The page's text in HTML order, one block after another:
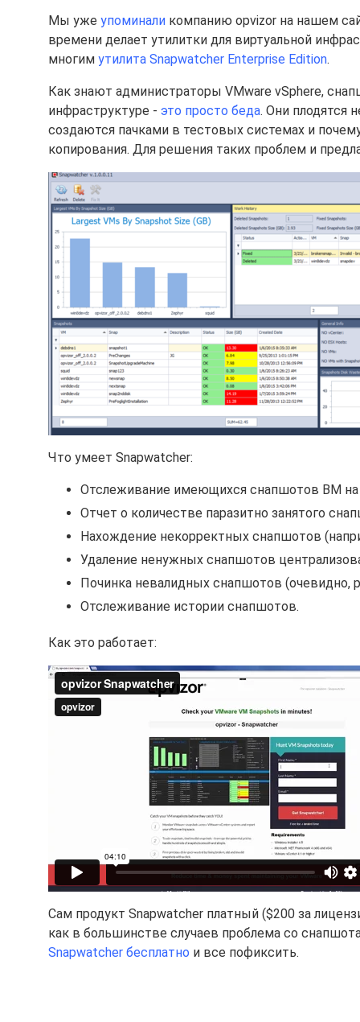
Мы уже упоминали компанию opvizor на нашем
времени делает утилитки для виртуальной
многим утилита Snapwatcher Enterprise Edition.
Как знают администраторы VMware vSphere,
инфраструктуре - это просто беда. Они плодятся
создаются пачками в тестовых системах и
копирования. Для решения таких проблем и
Что умеет Snapwatcher:
Отслеживание имеющихся снапшотов ВМ на
Отчет о количестве паразитно занятого
Нахождение некорректных снапшотов
Удаление ненужных снапшотов
Починка невалидных снапшотов (очевидно,
Отслеживание истории снапшотов.
Как это работает:
Сам продукт Snapwatcher платный ($200 за
как в большинстве случаев проблема со
Snapwatcher бесплатно и все пофиксить.